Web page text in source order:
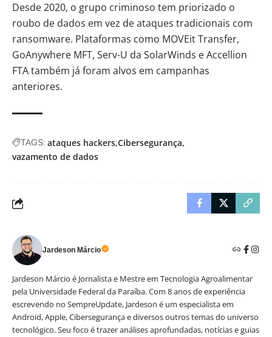
Desde 2020, o grupo criminoso tem priorizado o
roubo de dados em vez de ataques tradicionais com
ransomware. Plataformas como MOVEit Transfer,
GoAnywhere MFT, Serv-U da SolarWinds e Accellion
FTA também já foram alvos em campanhas
anteriores.
TAGS: ataques hackers Cibersegurança
vazamento de dados
Jardeson Márcio
Jardeson Márcio é Jornalista e Mestre em Tecnologia Agroalimentar
pela Universidade Federal da Paraíba. Com 8 anos de experiência
escrevendo no SempreUpdate, Jardeson é um especialista em
Android, Apple, Cibersegurança e diversos outros temas do universo
tecnológico. Seu foco é trazer análises aprofundadas, notícias e guias